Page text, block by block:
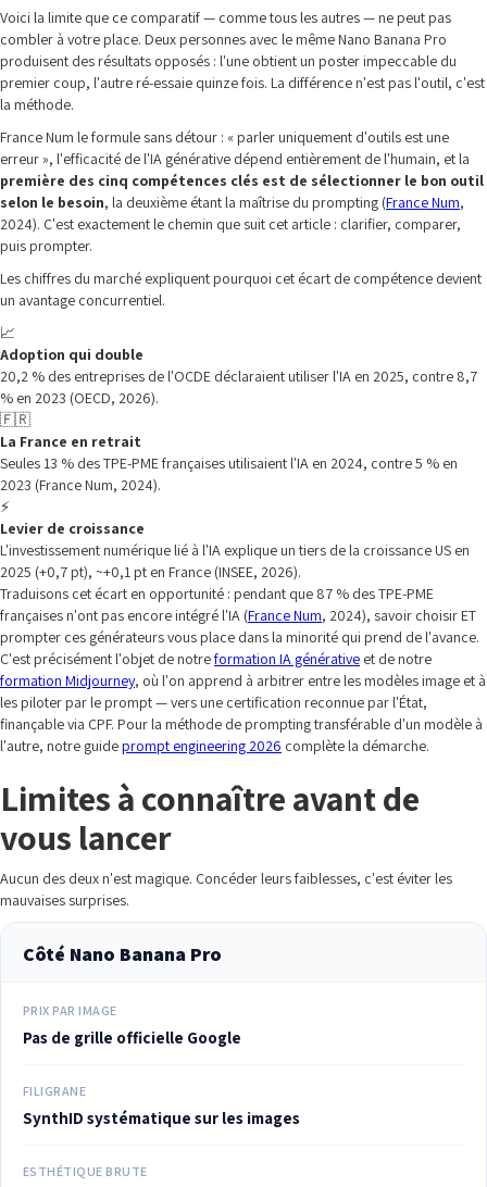
Voici la limite que ce comparatif — comme tous les autres — ne peut pas
combler à votre place. Deux personnes avec le même Nano Banana Pro
produisent des résultats opposés : l'une obtient un poster impeccable du
premier coup, l'autre ré-essaie quinze fois. La différence n'est pas l'outil, c'est
la méthode.
France Num le formule sans détour : « parler uniquement d'outils est une
erreur », l'efficacité de l'IA générative dépend entièrement de l'humain, et la
première des cinq compétences clés est de sélectionner le bon outil
selon le besoin, la deuxième étant la maîtrise du prompting (France Num,
2024). C'est exactement le chemin que suit cet article : clarifier, comparer,
puis prompter.
Les chiffres du marché expliquent pourquoi cet écart de compétence devient
un avantage concurrentiel.
📈
Adoption qui double
20,2 % des entreprises de l'OCDE déclaraient utiliser l'IA en 2025, contre 8,7
% en 2023 (OECD, 2026).
🇫🇷
La France en retrait
Seules 13 % des TPE-PME françaises utilisaient l'IA en 2024, contre 5 % en
2023 (France Num, 2024).
⚡
Levier de croissance
L'investissement numérique lié à l'IA explique un tiers de la croissance US en
2025 (+0,7 pt), ~+0,1 pt en France (INSEE, 2026).
Traduisons cet écart en opportunité : pendant que 87 % des TPE-PME
françaises n'ont pas encore intégré l'IA (France Num, 2024), savoir choisir ET
prompter ces générateurs vous place dans la minorité qui prend de l'avance.
C'est précisément l'objet de notreformation IA générative et de notre
formation Midjourney, où l'on apprend à arbitrer entre les modèles image et à
les piloter par le prompt — vers une certification reconnue par l'État,
finançable via CPF. Pour la méthode de prompting transférable d'un modèle à
l'autre, notre guideprompt engineering 2026 complète la démarche.
Limites à connaître avant de
vous lancer
Aucun des deux n'est magique. Concéder leurs faiblesses, c'est éviter les
mauvaises surprises.
Côté Nano Banana Pro
PRIX PAR IMAGE
Pas de grille officielle Google
FILIGRANE
SynthID systématique sur les images
ESTHÉTIQUE BRUTE